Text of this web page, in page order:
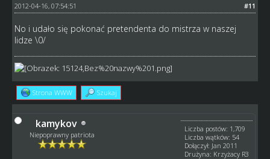
#11
2012-04-16, 07:54:51
No i udało się pokonać pretendenta do mistrza w naszej
lidze \0/
Strona WWW Szukaj
kamykov
Niepoprawny patriota
Liczba postów: 1,709
Liczba wątków: 54
Dołączył: Jan 2011
Drużyna: Krzyżacy R3